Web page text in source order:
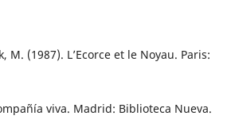
M. (1987). L’Ecorce et le Noyau. Paris:
viva. Madrid: Biblioteca Nueva.